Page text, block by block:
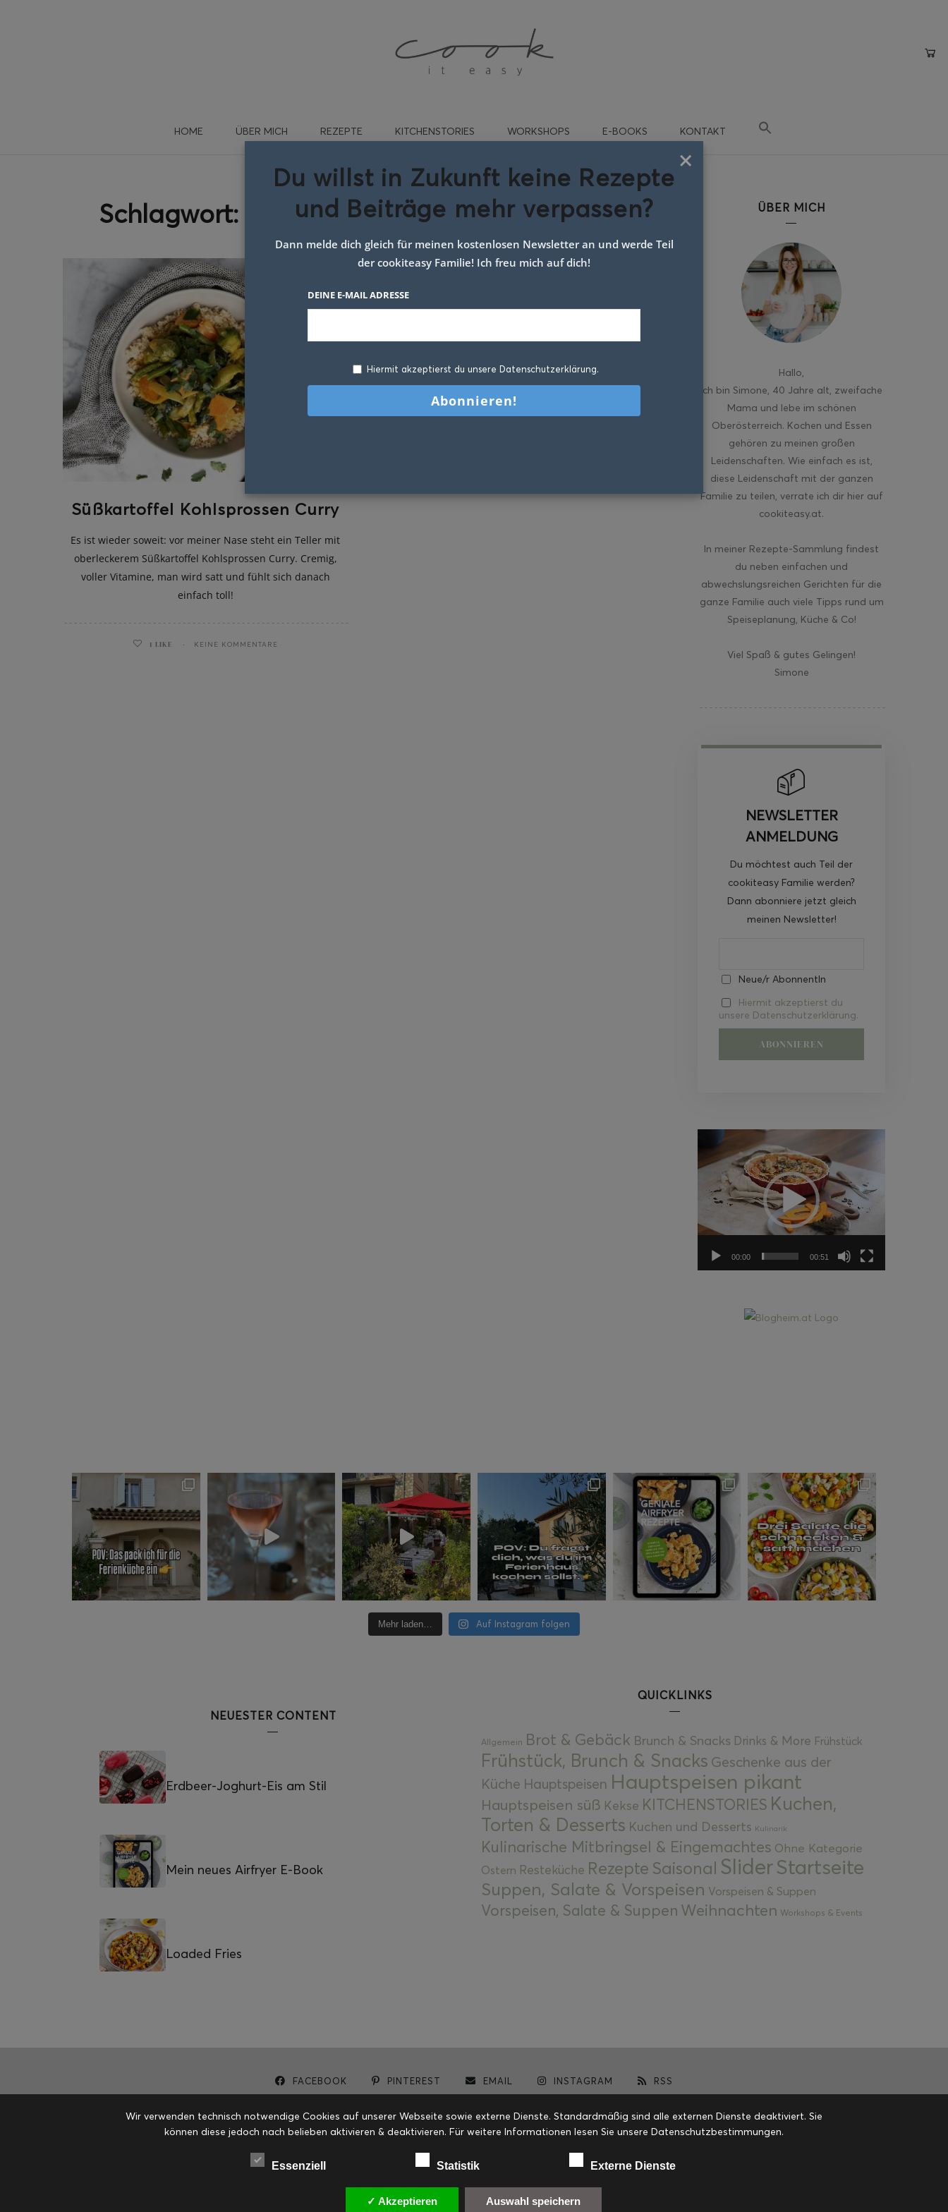
HOME ÜBER MICH REZEPTE KITCHENSTORIES WORKSHOPS E-BOOKS KONTAKT
Schlagwort: Süßkartoffel Kohlsprossen Curry
Süßkartoffel Kohlsprossen Curry
Es ist wieder soweit: vor meiner Nase steht ein Teller mit
oberleckerem Süßkartoffel Kohlsprossen Curry. Cremig,
voller Vitamine, man wird satt und fühlt sich danach
einfach toll!
1 LIKE KEINE KOMMENTARE
ÜBER MICH
Hallo
ich bin Simone, 40 Jahre alt, zweifache
Mama und lebe im schönen
Oberösterreich. Kochen und Essen
gehören zu meinen großen
Leidenschaften. Wie einfach es ist,
diese Leidenschaft mit der ganzen
Familie zu teilen, verrate ich dir hier auf
cookiteasy.at.
In meiner Rezepte-Sammlung findest
du neben einfachen und
abwechslungsreichen Gerichten für die
ganze Familie auch viele Tipps rund um
Speiseplanung, Küche & Co!
Viel Spaß & gutes Gelingen!
Simone
NEWSLETTER
ANMELDUNG
Du möchtest auch Teil der
cookiteasy Familie werden?
Dann abonniere jetzt gleich
meinen Newsletter!
Neue/r AbonnentIn
Hiermit akzeptierst du
unsere Datenschutzerklärung.
Video-
Player
00:00 00:51
Mehr laden… Auf Instagram folgen
NEUESTER CONTENT
Erdbeer-Joghurt-Eis am Stil
Mein neues Airfryer E-Book
Loaded Fries
QUICKLINKS
Allgemein Brot & Gebäck Brunch & Snacks Drinks & More Frühstück
Frühstück, Brunch & Snacks Geschenke aus der
Küche Hauptspeisen Hauptspeisen pikant
Hauptspeisen süß Kekse KITCHENSTORIES Kuchen,
Torten & Desserts Kuchen und Desserts Kulinarik
Kulinarische Mitbringsel & Eingemachtes Ohne Kategorie
Ostern Resteküche Rezepte Saisonal SliderStartseite
Suppen, Salate & Vorspeisen Vorspeisen & Suppen
Vorspeisen, Salate & Suppen Weihnachten Workshops & Events
FACEBOOK PINTEREST EMAIL INSTAGRAM RSS
×
Du willst in Zukunft keine Rezepte
und Beiträge mehr verpassen?
Dann melde dich gleich für meinen kostenlosen Newsletter an und werde Teil
der cookiteasy Familie! Ich freu mich auf dich!
DEINE E-MAIL ADRESSE
Hiermit akzeptierst du unsere Datenschutzerklärung.
Wir verwenden technisch notwendige Cookies auf unserer Webseite sowie externe Dienste. Standardmäßig sind alle externen Dienste deaktiviert. Sie
können diese jedoch nach belieben aktivieren & deaktivieren. Für weitere Informationen lesen Sie unsere Datenschutzbestimmungen.
Essenziell Statistik Externe Dienste
✓ Akzeptieren Auswahl speichern